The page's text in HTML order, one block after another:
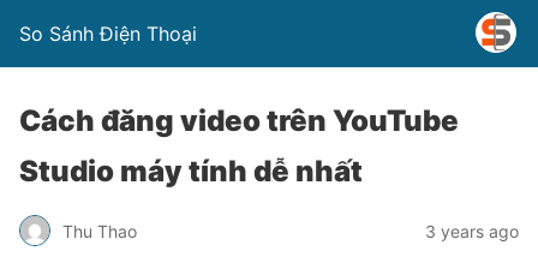
So Sánh Điện Thoại
Cách đăng video trên YouTube
Studio máy tính dễ nhất
Thu Thao 3 years ago